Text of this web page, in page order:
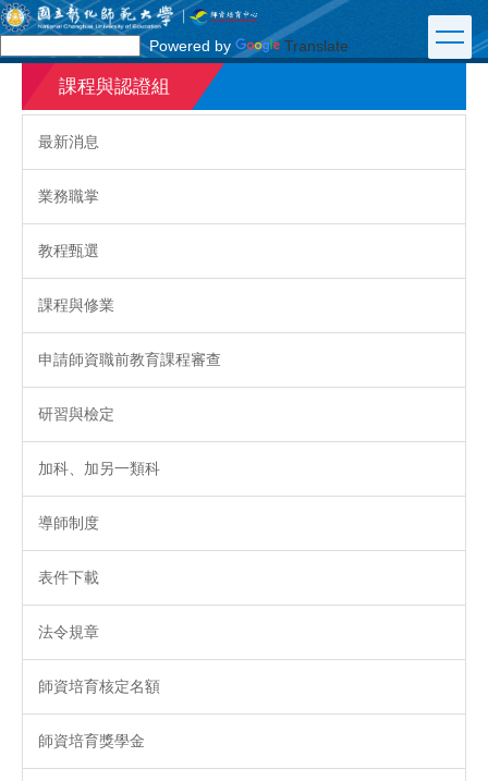
跳
到
主
內
Powered by Translate
課程與認證組
最新消息
業務職掌
教程甄選
課程與修業
申請師資職前教育課程審查
研習與檢定
加科、加另一類科
導師制度
表件下載
法令規章
師資培育核定名額
師資培育獎學金